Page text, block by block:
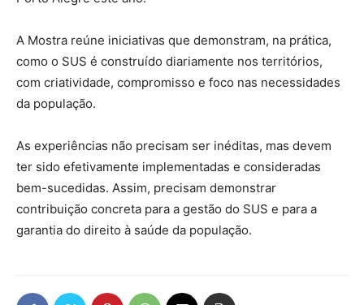
A Mostra reúne iniciativas que demonstram, na prática,
como o SUS é construído diariamente nos territórios,
com criatividade, compromisso e foco nas necessidades
da população.
As experiências não precisam ser inéditas, mas devem
ter sido efetivamente implementadas e consideradas
bem-sucedidas. Assim, precisam demonstrar
contribuição concreta para a gestão do SUS e para a
garantia do direito à saúde da população.